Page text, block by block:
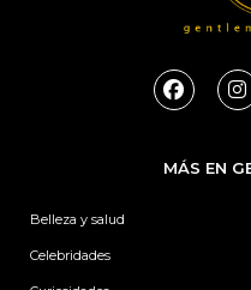
F
a
c
b
o
I
n
s
a
g
MÁS EN
Belleza y salud
Celebridades